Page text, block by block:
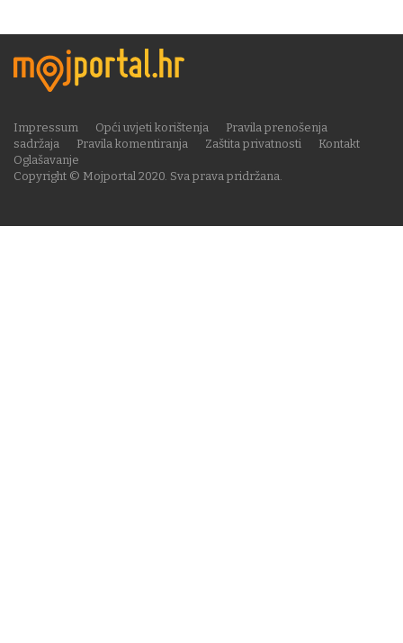
Copyright © Mojportal 2020. Sva prava pridržana.
Impressum Opći uvjeti korištenja
Pravila prenošenja
sadržaja
Pravila komentiranja Zaštita privatnosti
Kontakt
Oglašavanje